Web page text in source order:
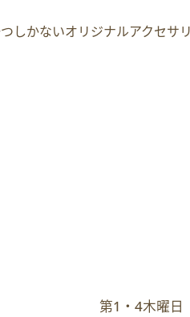
しかないオリジナルアクセサ
第1・4木曜日